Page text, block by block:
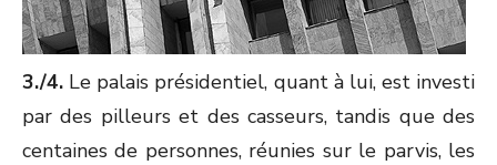
3./4. Le palais présidentiel, quant à lui, est investi
par des pilleurs et des casseurs, tandis que des
centaines de personnes, réunies sur le parvis, les